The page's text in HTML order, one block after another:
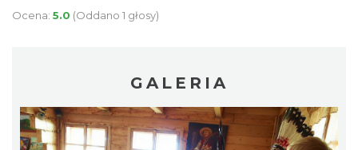
Ocena: 5.0 (Oddano 1 głosy)
GALERIA